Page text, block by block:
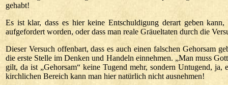
gehabt!
Es ist klar, dass es hier keine Entschuldigung derart geben
aufgefordert worden, oder dass man reale Gräueltaten durch die
Dieser Versuch offenbart, dass es auch einen falschen Gehorsam
die erste Stelle im Denken und Handeln einnehmen. „Man muss
gilt, da ist „Gehorsam“ keine Tugend mehr, sondern Untugend,
kirchlichen Bereich kann man hier natürlich nicht ausnehmen!